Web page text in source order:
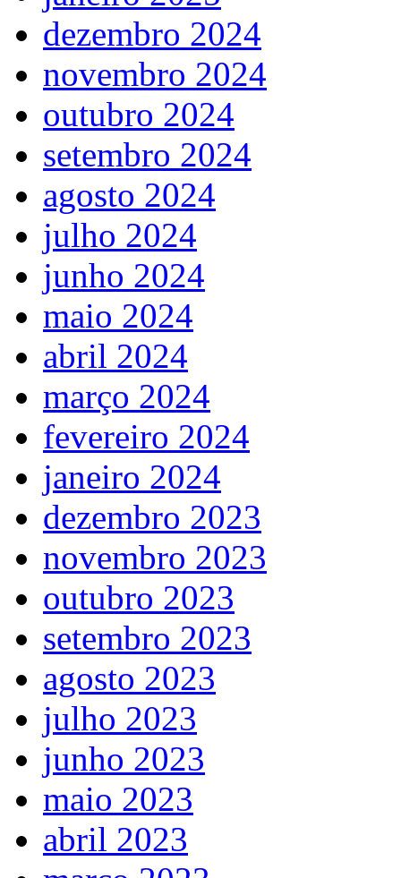
dezembro 2024
novembro 2024
outubro 2024
setembro 2024
agosto 2024
julho 2024
junho 2024
maio 2024
abril 2024
março 2024
fevereiro 2024
janeiro 2024
dezembro 2023
novembro 2023
outubro 2023
setembro 2023
agosto 2023
julho 2023
junho 2023
maio 2023
abril 2023